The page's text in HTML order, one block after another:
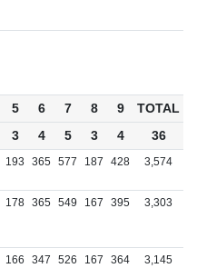
5 6 7 8 9
TOTAL
3 4 5 3 4 36
193 365 577 187 428 3,574
178 365 549 167 395 3,303
166 347 526 167 364 3,145